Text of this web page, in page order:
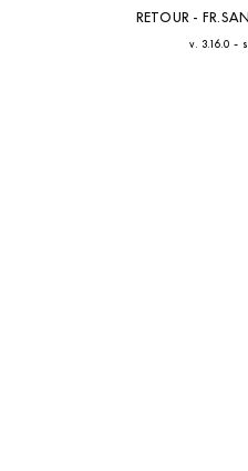
RETOUR -
v. 3.16.0 -